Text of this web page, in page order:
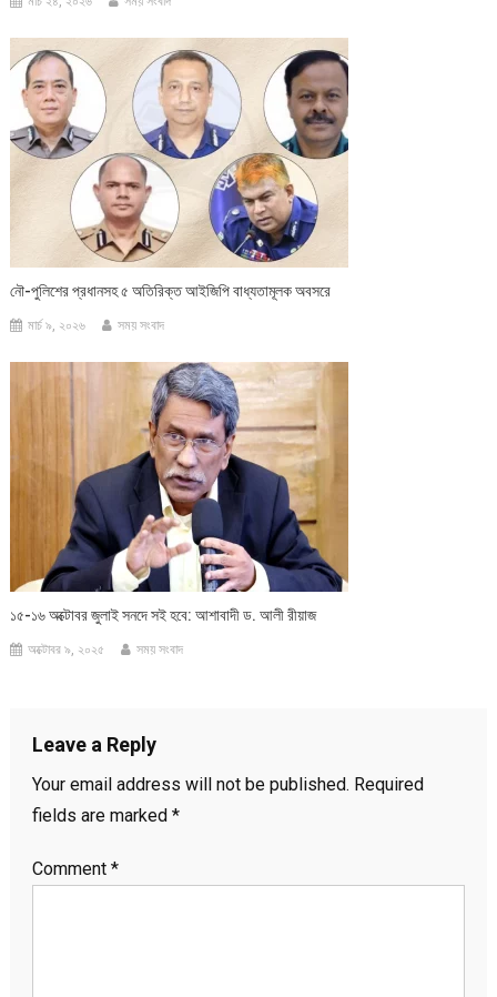
নৌ-পুলিশের প্রধানসহ ৫ অতিরিক্ত আইজিপি বাধ্যতামূলক অবসরে
মার্চ ৯, ২০২৬ সময় সংবাদ
১৫-১৬ অক্টোবর জুলাই সনদে সই হবে: আশাবাদী ড. আলী রীয়াজ
অক্টোবর ৯, ২০২৫ সময় সংবাদ
Leave a Reply
Your email address will not be published. Required
fields are marked *
Comment *